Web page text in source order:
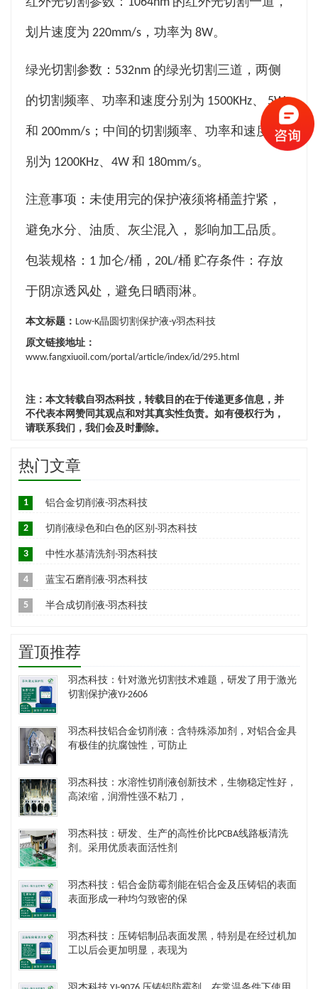
划片速度为 220mm/s，功率为 8W。
绿光切割参数：532nm 的绿光切割三道，两侧
的切割频率、功率和速度分别为 1500KHz、 5W
和 200mm/s；中间的切割频率、功率和速度分
别为 1200KHz、4W 和 180mm/s。
注意事项：未使用完的保护液须将桶盖拧紧，
避免水分、油质、灰尘混入， 影响加工品质。
包装规格：1 加仑/桶，20L/桶 贮存条件：存放
于阴凉透风处，避免日晒雨淋。
本文标题： Low-K晶圆切割保护液-y羽杰科技
原文链接地址：
www.fangxiuoil.com/portal/article/index/id/295.html
注：本文转载自羽杰科技，转载目的在于传递更多信息，并
不代表本网赞同其观点和对其真实性负责。如有侵权行为，
请联系我们，我们会及时删除。
热门文章
1 铝合金切削液-羽杰科技
2 切削液绿色和白色的区别-羽杰科技
3 中性水基清洗剂-羽杰科技
4 蓝宝石磨削液-羽杰科技
5 半合成切削液-羽杰科技
置顶推荐
羽杰科技：针对激光切割技术难题，研发了用于激光
切割保护液YJ-2606
羽杰科技铝合金切削液：含特殊添加剂，对铝合金具
有极佳的抗腐蚀性，可防止
羽杰科技：水溶性切削液创新技术，生物稳定性好，
高浓缩，润滑性强不粘刀，
羽杰科技：研发、生产的高性价比PCBA线路板清洗
剂。采用优质表面活性剂
羽杰科技：铝合金防霉剂能在铝合金及压铸铝的表面
表面形成一种均匀致密的保
羽杰科技：压铸铝制品表面发黑，特别是在经过机加
工以后会更加明显，表现为